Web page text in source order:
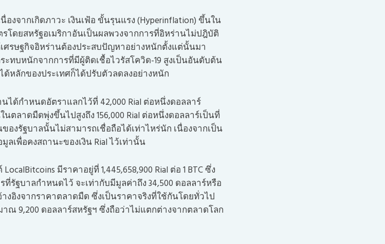
งจากเกิดภาวะ เงินเฟ้อ ขั้นรุนแรง (Hyperinflation) ขึ้นใน
โดยสหรัฐอเมริกาอันเป็นผลพวงจากการที่อิหร่านไม่ปฎิบัติ
ศรษฐกิจอิหร่านต้องประสบปัญหาอย่างหนักตั้งแต่นั้นมา
ะทบหนักจากการที่มีผู้ติดเชื้อไวรัสโควิด-19 สูงเป็นอันดับต้น
หลักของประเทศก็ได้ปรับตัวลดลงอย่างหนัก
ได้กำหนดอัตราแลกไว้ที่ 42,000 Rial ต่อหนึ่งดอลลาร์
ตลาดมืดพุ่งขึ้นไปสูงถึง 156,000 Rial ต่อหนึ่งดอลลาร์เป็นที่
องรัฐบาลนั้นไม่สามารถเชื่อถือได้เท่าไหร่นัก เนื่องจากเป็น
เพื่อคงสถานะของเงิน Rial ไว้เท่านั้น
มีราคาอยู่ที่ 1,445,658,900 Rial ต่อ 1 BTC ซึ่ง
รัฐบาลกำหนดไว้ จะเท่ากับมีมูลค่าถึง 34,500 ดอลลาร์หรือ
งอิงจากราคาตลาดมืด ซึ่งเป็นราคาจริงที่ใช้กันโดยทั่วไป
9,200 ดอลลาร์สหรัฐฯ ซึ่งถือว่าไม่แตกต่างจากตลาดโลก